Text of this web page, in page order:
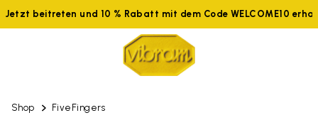
beitreten und 10 % Rabatt mit dem Code WELCOME10
Shop FiveFingers